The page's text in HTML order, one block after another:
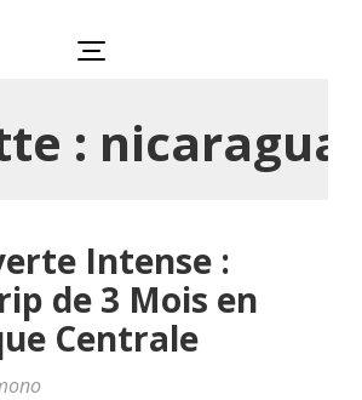
: nicaragua
Intense :
de 3 Mois en
Centrale